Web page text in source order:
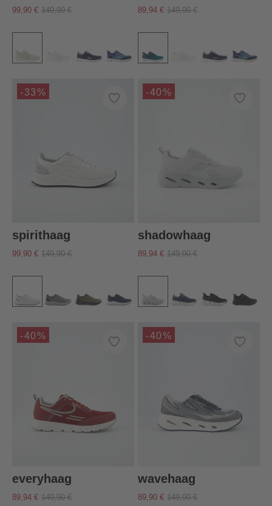
99,90 € 149,90 € 89,94 € 149,90 €
-33%
spirithaag
99,90 € 149,90 €
-40%
shadowhaag
89,94 € 149,90 €
-40%
everyhaag
89,94 € 149,90 €
-40%
wavehaag
89,90 € 149,90 €